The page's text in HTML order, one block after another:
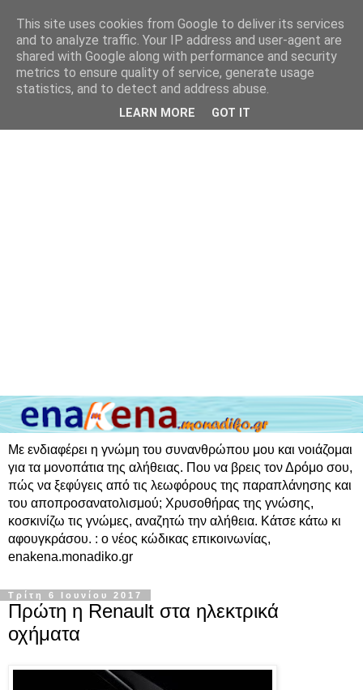
Με ενδιαφέρει η γνώμη του συνανθρώπου μου και νοιάζομαι
για τα μονοπάτια της αλήθειας. Που να βρεις τον Δρόμο σου,
πώς να ξεφύγεις από τις λεωφόρους της παραπλάνησης και
του αποπροσανατολισμού; Χρυσοθήρας της γνώσης,
κοσκινίζω τις γνώμες, αναζητώ την αλήθεια. Κάτσε κάτω κι
αφουγκράσου. : ο νέος κώδικας επικοινωνίας,
enakena.monadiko.gr
Τρίτη 6 Ιουνίου 2017
Πρώτη η Renault στα ηλεκτρικά
οχήματα
This site uses cookies from Google to deliver its services
and to analyze traffic. Your IP address and user-agent are
shared with Google along with performance and security
metrics to ensure quality of service, generate usage
statistics, and to detect and address abuse.
LEARN MORE GOT IT